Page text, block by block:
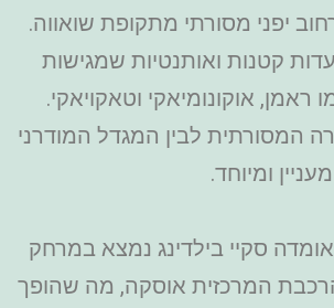
יפני מסורתי מתקופת שואווה.
קטנות ואותנטיות שמגישות
ראמן, אוקונומיאקי וטאקויאקי.
המסורתית לבין המגדל המודרני
ומיוחד.
סקיי בילדינג נמצא במרחק
המרכזית אוסקה, מה שהופך